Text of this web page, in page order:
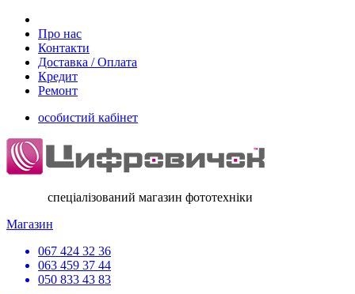
Про нас
Контакти
Доставка / Оплата
Кредит
Ремонт
особистий кабінет
спеціалізований магазин фототехніки
Магазин
067 424 32 36
063 459 37 44
050 833 43 83